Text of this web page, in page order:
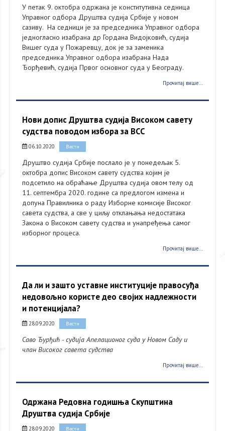
У петак 9. октобра одржана је конститутивна седница
Управног одбора Друштва судија Србије у новом
сазиву. На седници је за председника Управног одбора
једногласно изабрана др Гордана Видојковић, судија
Вишег суда у Пожаревцу, док је за заменика
председника Управног одбора изабрана Нада
Ђорђевић, судија Првог основног суда у Београду.
Прочитај више...
Нови допис Друштва судија Високом савету
судства поводом избора за ВСС
06.10.2020 Вести
Друштво судија Србије послало је у понедељак 5.
октобра допис Високом савету судства којим је
подсетило на обраћање Друштва судија овом телу од
11. септембра 2020. године са предлогом измена и
допуна Правилника о раду Изборне комисије Високог
савета судства, а све у циљу отклањања недостатака
Закона о Високом савету судства и унапређења самог
изборног процеса.
Прочитај више...
Да ли и зашто уставне институције правосуђа
недовољно користе део својих надлежности
и потенцијала?
28.09.2020 Вести
Саво Ђурђић - судија Апелационог суда у Новом Саду и
члан Високог савета судства
Прочитај више...
Одржана Редовна годишња Скупштина
Друштва судија Србије
28.09.2020 Вести